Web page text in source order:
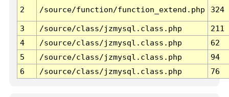
2 /source/function/function_extend.php 324
3 /source/class/jzmysql.class.php
211
4
/source/class/jzmysql.class.php
62
5
/source/class/jzmysql.class.php
94
6
/source/class/jzmysql.class.php 76